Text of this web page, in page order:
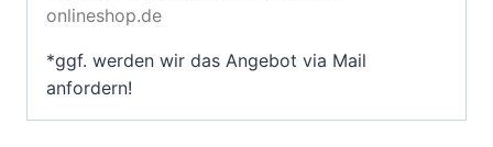
onlineshop.de
*ggf. werden wir das Angebot via Mail
anfordern!